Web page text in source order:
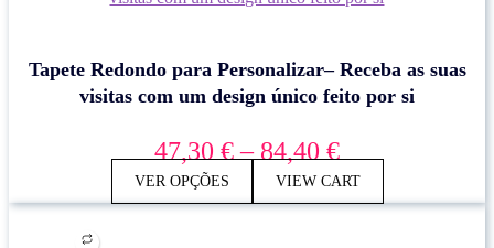
Tapete Redondo para Personalizar– Receba as suas
visitas com um design único feito por si
47,30 € – 84,40 €Price
range:
47,30 €
through
VER OPÇÕES VIEW CART